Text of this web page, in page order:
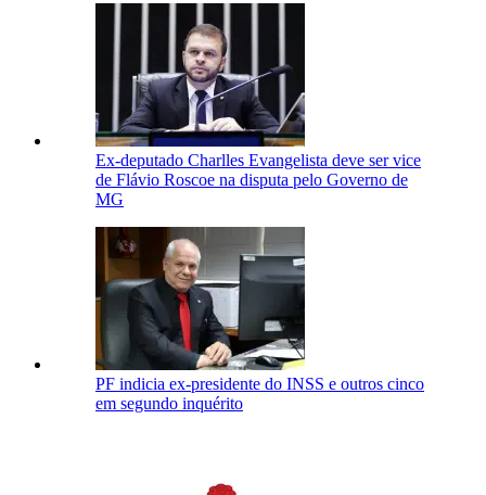
Ex-deputado Charlles Evangelista deve ser vice
de Flávio Roscoe na disputa pelo Governo de
MG
PF indicia ex-presidente do INSS e outros cinco
em segundo inquérito